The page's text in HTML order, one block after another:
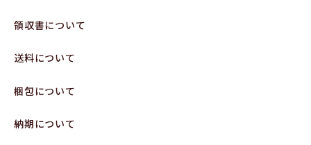
領収書について
送料について
梱包について
納期について